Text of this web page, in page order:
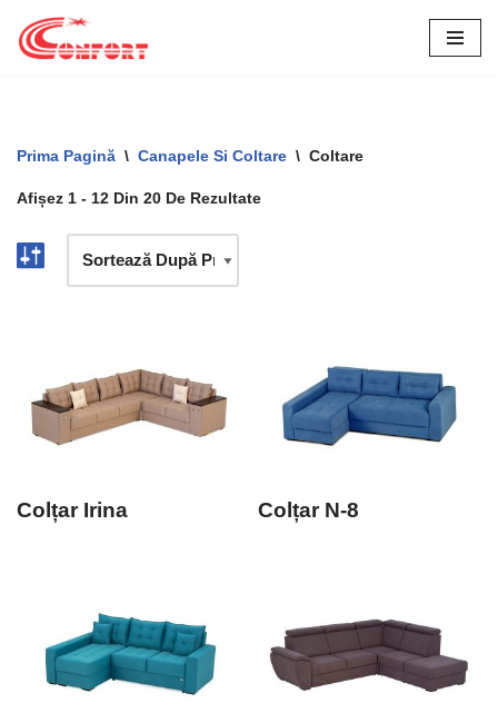
Sari
Prima Pagină \ Canapele Si Coltare \ Coltare
Afișez 1 - 12 Din 20 De Rezultate
Colțar Irina Colțar N-8